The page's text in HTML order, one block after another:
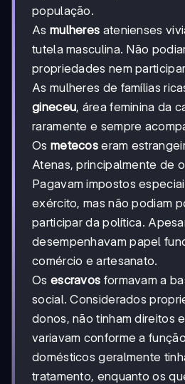
população.
As mulheres atenienses
tutela masculina. Não
propriedades nem
As mulheres de famílias
gineceu, área feminina da
raramente e sempre
Os metecos eram
Atenas, principalmente de
Pagavam impostos
exército, mas não podiam
participar da política.
desempenhavam papel
comércio e artesanato.
Os escravos formavam a
social. Considerados
donos, não tinham direitos
variavam conforme a
domésticos geralmente
tratamento, enquanto os